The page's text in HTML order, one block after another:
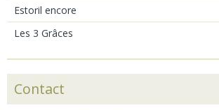
Estoril encore
Les 3 Grâces
Contact